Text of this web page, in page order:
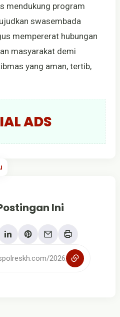
mendukung program
swasembada
mempererat hubungan
masyarakat demi
yang aman, tertib,
ADS
Ini